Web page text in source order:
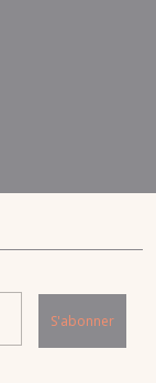
S'abonner